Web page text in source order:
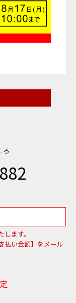
ろ
ます。
払い金額】をメール